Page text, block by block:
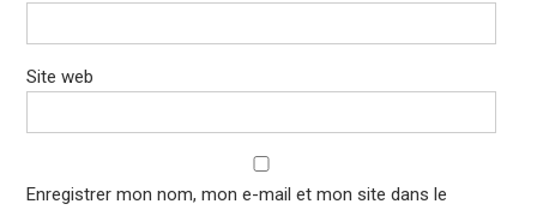
Site web
Enregistrer mon nom, mon e-mail et mon site dans le